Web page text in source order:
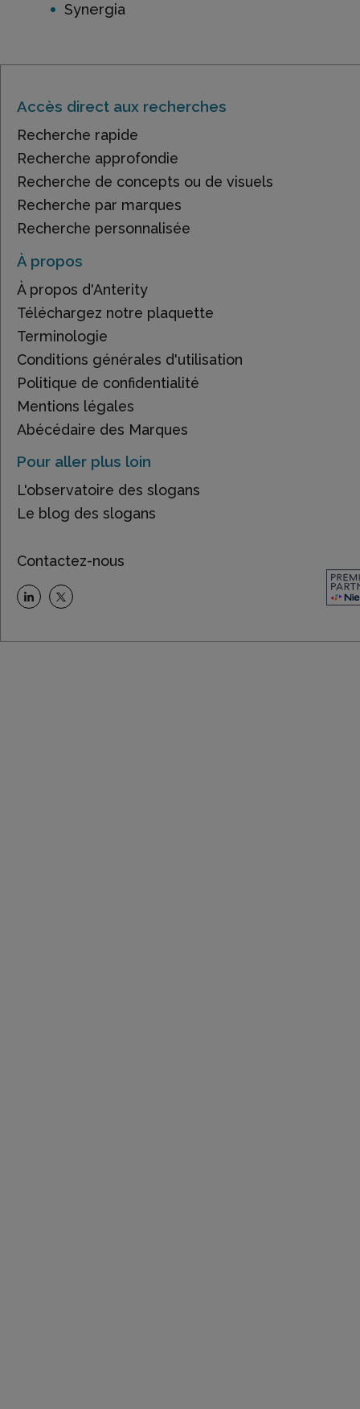
Synergia
Accès direct aux recherches
Recherche rapide
Recherche approfondie
Recherche de concepts ou de visuels
Recherche par marques
Recherche personnalisée
À propos
À propos d'Anterity
Téléchargez notre plaquette
Terminologie
Conditions générales d'utilisation
Politique de confidentialité
Mentions légales
Abécédaire des Marques
Pour aller plus loin
L'observatoire des slogans
Le blog des slogans
Contactez-nous